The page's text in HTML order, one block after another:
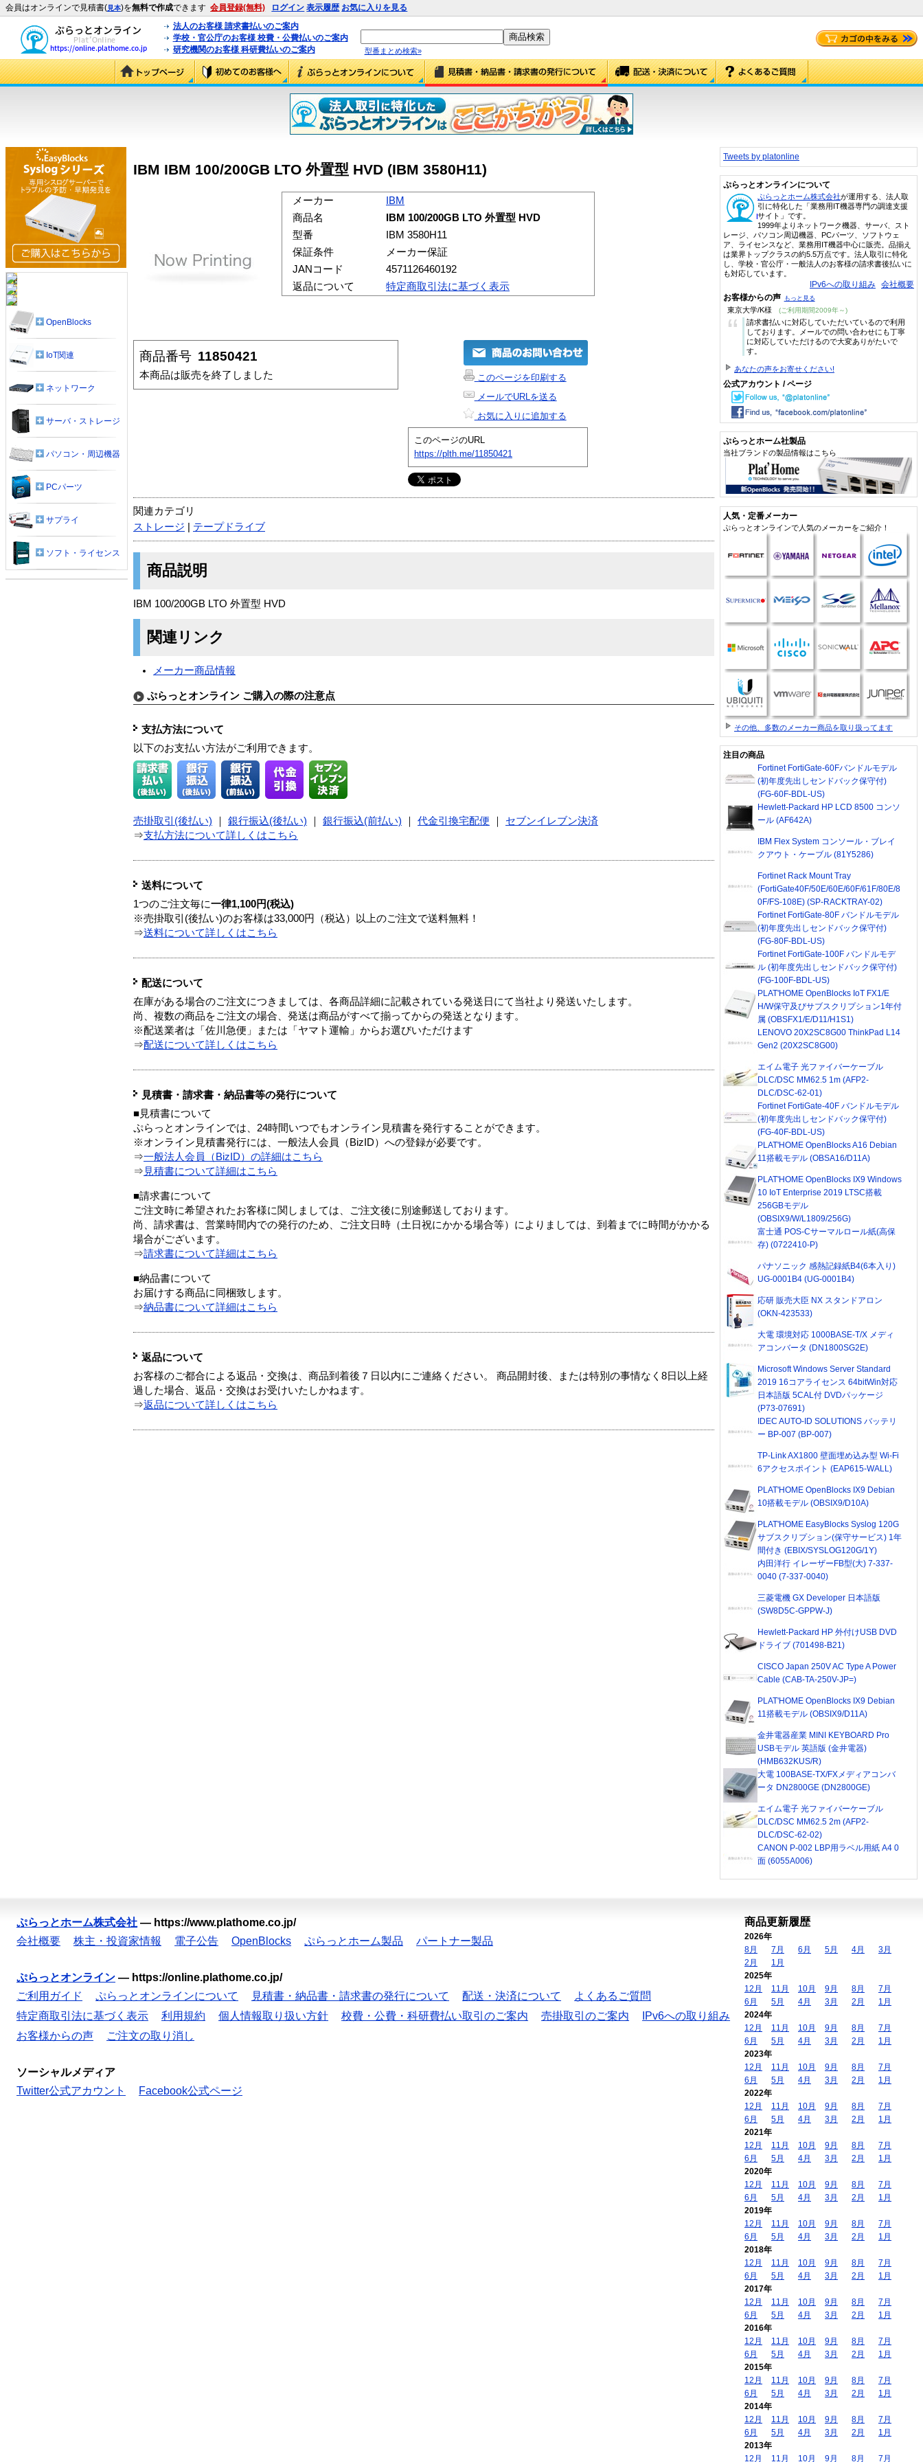
会員はオンラインで見積書(見本)を無料で作成できます 会員登録(無料) ログイン 表示履歴 お気に入りを見る
法人のお客様 請求書払いのご案内
学校・官公庁のお客様 校費・公費払いのご案内
研究機関のお客様 科研費払いのご案内
型番まとめ検索»
IBM IBM 100/200GB LTO 外置型 HVD (IBM 3580H11)
メーカー
IBM
商品名
IBM 100/200GB LTO 外置型 HVD
型番
IBM 3580H11
保証条件
メーカー保証
JANコード
4571126460192
返品について
特定商取引法に基づく表示
商品番号 11850421
本商品は販売を終了しました
このページを印刷する
メールでURLを送る
お気に入りに追加する
このページのURL
https://plth.me/11850421
関連カテゴリ
ストレージ
テープドライブ
商品説明
IBM 100/200GB LTO 外置型 HVD
関連リンク
メーカー商品情報
ぷらっとオンライン ご購入の際の注意点
支払方法について
以下のお支払い方法がご利用できます。
売掛取引(後払い) 銀行振込(後払い) 銀行振込(前払い) 代金引換宅配便
セブンイレブン決済
⇒支払方法について詳しくはこちら
送料について
1つのご注文毎に一律1,100円(税込)
※売掛取引(後払い)のお客様は33,000円（税込）以上のご注文で送料無料！
⇒送料について詳しくはこちら
配送について
在庫がある場合のご注文につきましては、各商品詳細に記載されている発送日にて当社より発送いたします。
尚、複数の商品をご注文の場合、発送は商品がすべて揃ってからの発送となります。
※配送業者は「佐川急便」または「ヤマト運輸」からお選びいただけます
⇒配送について詳しくはこちら
見積書・請求書・納品書等の発行について
■見積書について
ぷらっとオンラインでは、24時間いつでもオンライン見積書を発行することができます。
※オンライン見積書発行には、一般法人会員（BizID）への登録が必要です。
⇒一般法人会員（BizID）の詳細はこちら
⇒ 見積書について詳細はこちら
■請求書について
ご注文時に希望されたお客様に関しましては、ご注文後に別途郵送しております。
尚、請求書は、営業時間内での発行のため、ご注文日時（土日祝にかかる場合等）によりましては、到着までに時間がかかる
場合がございます。
⇒請求書について詳細はこちら
■納品書について
お届けする商品に同梱致します。
⇒納品書について詳細はこちら
返品について
お客様のご都合による返品・交換は、商品到着後７日以内にご連絡ください。 商品開封後、または特別の事情なく8日以上経
過した場合、返品・交換はお受けいたしかねます。
⇒返品について詳しくはこちら
OpenBlocks
IoT関連
ネットワーク
サーバ・ストレージ
パソコン・周辺機器
PCパーツ
サプライ
ソフト・ライセンス
Tweets by platonline
ぷらっとオンラインについて
ぷらっとホーム株式会社が運用する、法人取
引に特化した「業務用IT機器専門の調達支援
サイト」です。
1999年よりネットワーク機器、サーバ、スト
レージ、パソコン周辺機器、PCパーツ、ソフトウェ
ア、ライセンスなど、業務用IT機器中心に販売。品揃え
は業界トップクラスの約5.5万点です。法人取引に特化
し、学校・官公庁・一般法人のお客様の請求書後払いに
も対応しています。
IPv6への取り組み 会社概要
お客様からの声 もっと見る
東京大学/K様 (ご利用期間2009年～)
“
請求書払いに対応していただいているので利用
しております。メールでの問い合わせにも丁寧
に対応していただけるので大変ありがたいで
す。
あなたの声をお寄せください!
公式アカウント / ページ
ぷらっとホーム社製品
当社ブランドの製品情報はこちら
人気・定番メーカー
ぷらっとオンラインで人気のメーカーをご紹介！
その他、多数のメーカー商品を取り扱ってます
注目の商品
Fortinet FortiGate-60Fバンドルモデル
(初年度先出しセンドバック保守付)
(FG-60F-BDL-US)
Hewlett-Packard HP LCD 8500 コンソ
ール (AF642A)
IBM Flex System コンソール・ブレイ
クアウト・ケーブル (81Y5286)
Fortinet Rack Mount Tray
(FortiGate40F/50E/60E/60F/61F/80E/8
0F/FS-108E) (SP-RACKTRAY-02)
Fortinet FortiGate-80F バンドルモデル
(初年度先出しセンドバック保守付)
(FG-80F-BDL-US)
Fortinet FortiGate-100F バンドルモデ
ル (初年度先出しセンドバック保守付)
(FG-100F-BDL-US)
PLAT'HOME OpenBlocks IoT FX1/E
H/W保守及びサブスクリプション1年付
属 (OBSFX1/E/D11/H1S1)
LENOVO 20X2SC8G00 ThinkPad L14
Gen2 (20X2SC8G00)
エイム電子 光ファイバーケーブル
DLC/DSC MM62.5 1m (AFP2-
DLC/DSC-62-01)
Fortinet FortiGate-40F バンドルモデル
(初年度先出しセンドバック保守付)
(FG-40F-BDL-US)
PLAT'HOME OpenBlocks A16 Debian
11搭載モデル (OBSA16/D11A)
PLAT'HOME OpenBlocks IX9 Windows
10 IoT Enterprise 2019 LTSC搭載
256GBモデル
(OBSIX9/W/L1809/256G)
富士通 POS-Cサーマルロール紙(高保
存) (0722410-P)
パナソニック 感熱記録紙B4(6本入り)
UG-0001B4 (UG-0001B4)
応研 販売大臣 NX スタンドアロン
(OKN-423533)
大電 環境対応 1000BASE-T/X メディ
アコンバータ (DN1800SG2E)
Microsoft Windows Server Standard
2019 16コアライセンス 64bitWin対応
日本語版 5CAL付 DVDパッケージ
(P73-07691)
IDEC AUTO-ID SOLUTIONS バッテリ
ー BP-007 (BP-007)
TP-Link AX1800 壁面埋め込み型 Wi-Fi
6アクセスポイント (EAP615-WALL)
PLAT'HOME OpenBlocks IX9 Debian
10搭載モデル (OBSIX9/D10A)
PLAT'HOME EasyBlocks Syslog 120G
サブスクリプション(保守サービス) 1年
間付き (EBIX/SYSLOG120G/1Y)
内田洋行 イレーザーFB型(大) 7-337-
0040 (7-337-0040)
三菱電機 GX Developer 日本語版
(SW8D5C-GPPW-J)
Hewlett-Packard HP 外付けUSB DVD
ドライブ (701498-B21)
CISCO Japan 250V AC Type A Power
Cable (CAB-TA-250V-JP=)
PLAT'HOME OpenBlocks IX9 Debian
11搭載モデル (OBSIX9/D11A)
金井電器産業 MINI KEYBOARD Pro
USBモデル 英語版 (金井電器)
(HMB632KUS/R)
大電 100BASE-TX/FXメディアコンバ
ータ DN2800GE (DN2800GE)
エイム電子 光ファイバーケーブル
DLC/DSC MM62.5 2m (AFP2-
DLC/DSC-62-02)
CANON P-002 LBP用ラベル用紙 A4 0
面 (6055A006)
ぷらっとホーム株式会社 — https://www.plathome.co.jp/
会社概要
株主・投資家情報 電子公告 OpenBlocks ぷらっとホーム製品 パートナー製品
ぷらっとオンライン — https://online.plathome.co.jp/
ご利用ガイド
ぷらっとオンラインについて 見積書・納品書・請求書の発行について 配送・決済について
よくあるご質問
特定商取引法に基づく表示
利用規約 個人情報取り扱い方針 校費・公費・科研費払い取引のご案内 売掛取引のご案内
IPv6への取り組み
お客様からの声
ご注文の取り消し
ソーシャルメディア
Twitter公式アカウント
Facebook公式ページ
商品更新履歴
2026年
8月
7月 6月 5月 4月
3月
2月
1月
2025年
12月
11月 10月 9月 8月
7月
6月
5月 4月 3月 2月
1月
2024年
12月
11月 10月 9月 8月
7月
6月
5月 4月 3月 2月
1月
2023年
12月
11月 10月 9月 8月
7月
6月
5月 4月 3月 2月
1月
2022年
12月
11月 10月 9月 8月
7月
6月
5月 4月 3月 2月
1月
2021年
12月
11月 10月 9月 8月
7月
6月
5月 4月 3月 2月
1月
2020年
12月
11月 10月 9月 8月
7月
6月
5月 4月 3月 2月
1月
2019年
12月
11月 10月 9月 8月
7月
6月
5月 4月 3月 2月
1月
2018年
12月
11月 10月 9月 8月
7月
6月
5月 4月 3月 2月
1月
2017年
12月
11月 10月 9月 8月
7月
6月
5月 4月 3月 2月
1月
2016年
12月
11月 10月 9月 8月
7月
6月
5月 4月 3月 2月
1月
2015年
12月
11月 10月 9月 8月
7月
6月
5月 4月 3月 2月
1月
2014年
12月
11月 10月 9月 8月
7月
6月
5月 4月 3月 2月
1月
2013年
12月
11月 10月 9月 8月 7月